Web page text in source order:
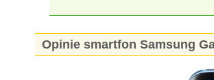
Opinie smartfon Samsung